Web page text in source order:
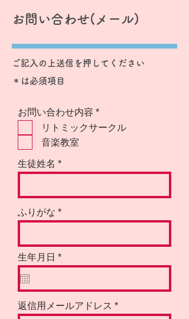
お問い合わせ(メール)
ご記入の上送信を押してください
​＊は必須項目
お問い合わせ内容 *必
項
リトミックサークル
音楽教室
生徒姓名
ふりがな
生年月日 *r
e
i
r
e
返信用メールアドレス